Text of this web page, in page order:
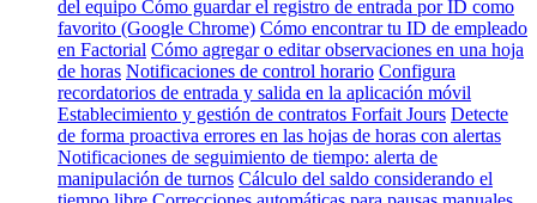
del equipo Cómo guardar el registro de entrada por ID como
favorito (Google Chrome) Cómo encontrar tu ID de empleado
en Factorial Cómo agregar o editar observaciones en una hoja
de horas Notificaciones de control horario Configura
recordatorios de entrada y salida en la aplicación móvil
Establecimiento y gestión de contratos Forfait Jours Detecte
de forma proactiva errores en las hojas de horas con alertas
Notificaciones de seguimiento de tiempo: alerta de
manipulación de turnos Cálculo del saldo considerando el